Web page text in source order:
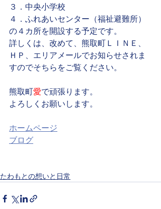
３．中央小学校
４．ふれあいセンター（福祉避難所）
の４カ所を開設する予定です。
詳しくは、改めて、熊取町ＬＩＮＥ、
ＨＰ、エリアメールでお知らせされま
すのでそちらをご覧ください。
熊取町愛で頑張ります。
よろしくお願いします。
ホームページ
ブログ
たわもとの想いと日常